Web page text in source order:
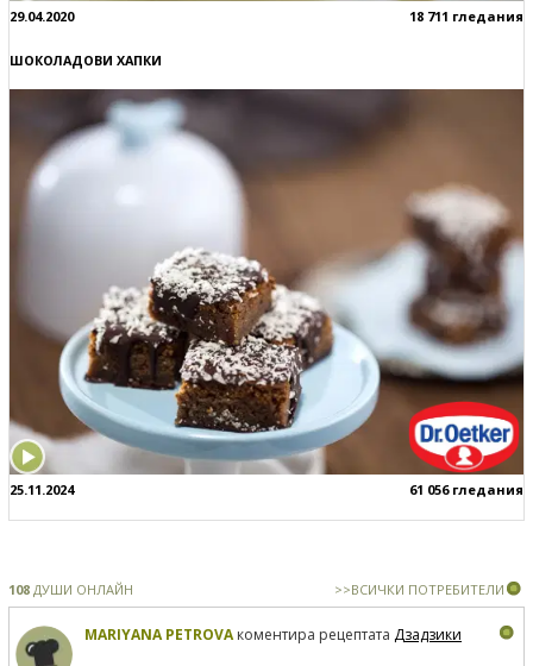
29.04.2020 18 711 гледания
ШОКОЛАДОВИ ХАПКИ
25.11.2024 61 056 гледания
108 ДУШИ ОНЛАЙН >>ВСИЧКИ ПОТРЕБИТЕЛИ
MARIYANA PETROVAкоментира рецептата Дзадзики